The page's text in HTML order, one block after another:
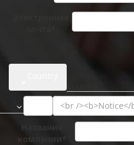
компании*